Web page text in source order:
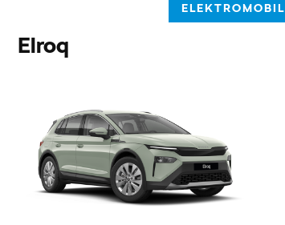
ELEKTROMOBIL
Elroq